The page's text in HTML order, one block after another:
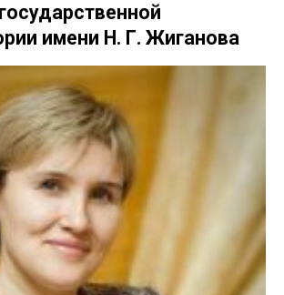
имени Н. Г. Жиганова